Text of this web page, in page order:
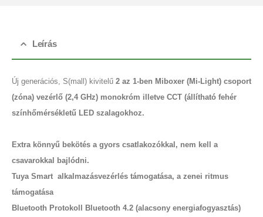
Leírás
Új generációs, S(mall) kivitelű 2 az 1-ben Miboxer (Mi-Light) csoport
(zóna) vezérlő (2,4 GHz) monokróm illetve CCT (állítható fehér
színhőmérsékletű LED szalagokhoz.
Extra könnyű bekötés a gyors csatlakozókkal, nem kell a
csavarokkal bajlódni.
Tuya Smart alkalmazásvezérlés támogatása, a zenei ritmus
támogatása
Bluetooth Protokoll Bluetooth 4.2 (alacsony energiafogyasztás)